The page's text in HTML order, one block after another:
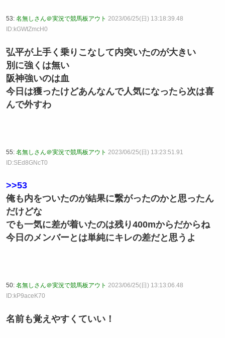
53: 名無しさん＠実況で競馬板アウト 2023/06/25(日) 13:18:39.48
ID:kGWtZmcH0
弘平が上手く乗りこなして内突いたのが大きい
別に強くは無い
阪神強いのは血
今日は獲ったけどあんなんで人気になったら次は喜
んで外すわ
55: 名無しさん＠実況で競馬板アウト 2023/06/25(日) 13:23:51.91
ID:SEd8GNcT0
>>53
俺も内をついたのが結果に繋がったのかと思ったん
だけどな
でも一気に差が着いたのは残り400mからだからね
今日のメンバーとは単純にキレの差だと思うよ
50: 名無しさん＠実況で競馬板アウト 2023/06/25(日) 13:13:06.48
ID:kP9aceK70
名前も覚えやすくていい！